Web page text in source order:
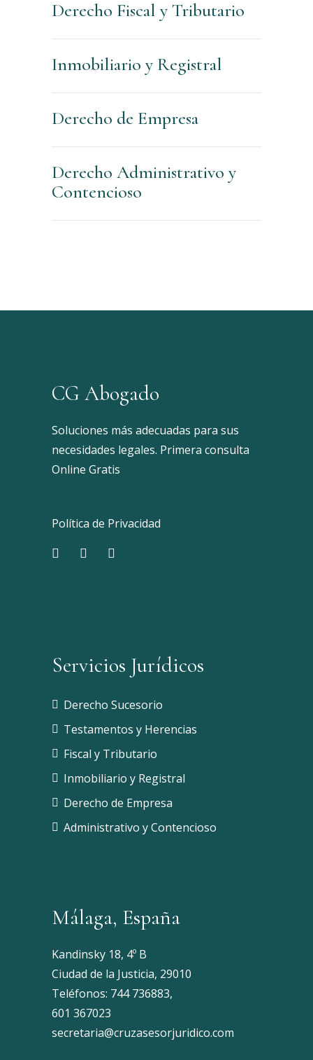
Derecho Fiscal y Tributario
Inmobiliario y Registral
Derecho de Empresa
Derecho Administrativo y
Contencioso
CG Abogado
Soluciones más adecuadas para sus
necesidades legales. Primera consulta
Online Gratis
Política de Privacidad
Servicios Jurídicos
Derecho Sucesorio
Testamentos y Herencias
Fiscal y Tributario
Inmobiliario y Registral
Derecho de Empresa
Administrativo y Contencioso
Málaga, España
Kandinsky 18, 4º B
Ciudad de la Justicia, 29010
Teléfonos: 744 736883,
601 367023
secretaria@cruzasesorjuridico.com